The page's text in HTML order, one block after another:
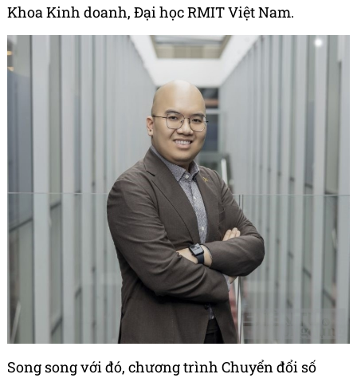
Khoa Kinh doanh, Đại học RMIT Việt Nam.
Song song với đó, chương trình Chuyển đổi số